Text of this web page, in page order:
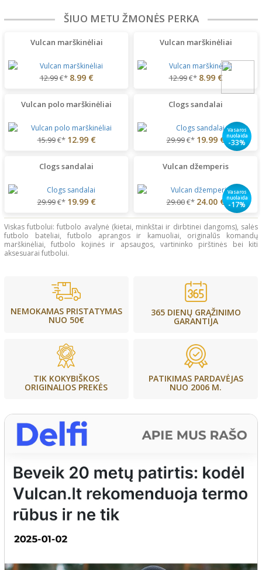
ŠIUO METU ŽMONĖS PERKA
Vulcan marškinėliai
12.99€* 8.99 €
Vulcan marškinėliai
12.99€* 8.99 €
Vulcan polo marškinėliai
15.99€* 12.99 €
Clogs sandalai
Vasaros
nuolaida
-33%
29.99€* 19.99 €
Clogs sandalai
29.99€* 19.99 €
Vulcan džemperis
Vasaros
nuolaida
-17%
29.00€* 24.00 €
Viskas futbolui: futbolo avalynė (kietai, minkštai ir dirbtinei dangoms), salės
futbolo bateliai, futbolo aprangos ir kamuoliai, originalūs komandų
marškinėliai, futbolo kojinės ir apsaugos, vartininko pirštinės bei kiti
aksesuarai futbolui.
NEMOKAMAS PRISTATYMAS
NUO 50€
365 DIENŲ GRĄŽINIMO
GARANTIJA
TIK KOKYBIŠKOS
ORIGINALIOS PREKĖS
PATIKIMAS PARDAVĖJAS
NUO 2006 M.